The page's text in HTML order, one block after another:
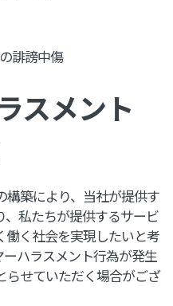
誹謗中傷
スメント
構築により、当社が提供す
、私たちが提供するサービ
働く社会を実現したいと考
ハラスメント行為が発生
らせていただく場合がござ